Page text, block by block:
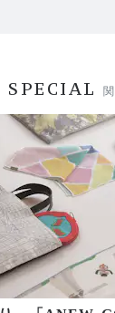
SPECIAL